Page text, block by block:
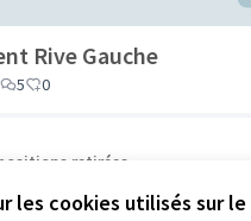
les cookies utilisés sur
Rive Gauche
5 0
retirées